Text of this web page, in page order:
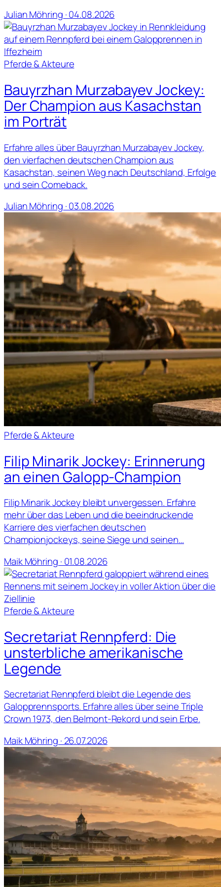
Julian Möhring · 04.08.2026
Pferde & Akteure
Bauyrzhan Murzabayev Jockey:
Der Champion aus Kasachstan
im Porträt
Erfahre alles über Bauyrzhan Murzabayev Jockey,
den vierfachen deutschen Champion aus
Kasachstan, seinen Weg nach Deutschland, Erfolge
und sein Comeback.
Julian Möhring · 03.08.2026
Pferde & Akteure
Filip Minarik Jockey: Erinnerung
an einen Galopp-Champion
Filip Minarik Jockey bleibt unvergessen. Erfahre
mehr über das Leben und die beeindruckende
Karriere des vierfachen deutschen
Championjockeys, seine Siege und seinen…
Maik Möhring · 01.08.2026
Pferde & Akteure
Secretariat Rennpferd: Die
unsterbliche amerikanische
Legende
Secretariat Rennpferd bleibt die Legende des
Galopprennsports. Erfahre alles über seine Triple
Crown 1973, den Belmont-Rekord und sein Erbe.
Maik Möhring · 26.07.2026